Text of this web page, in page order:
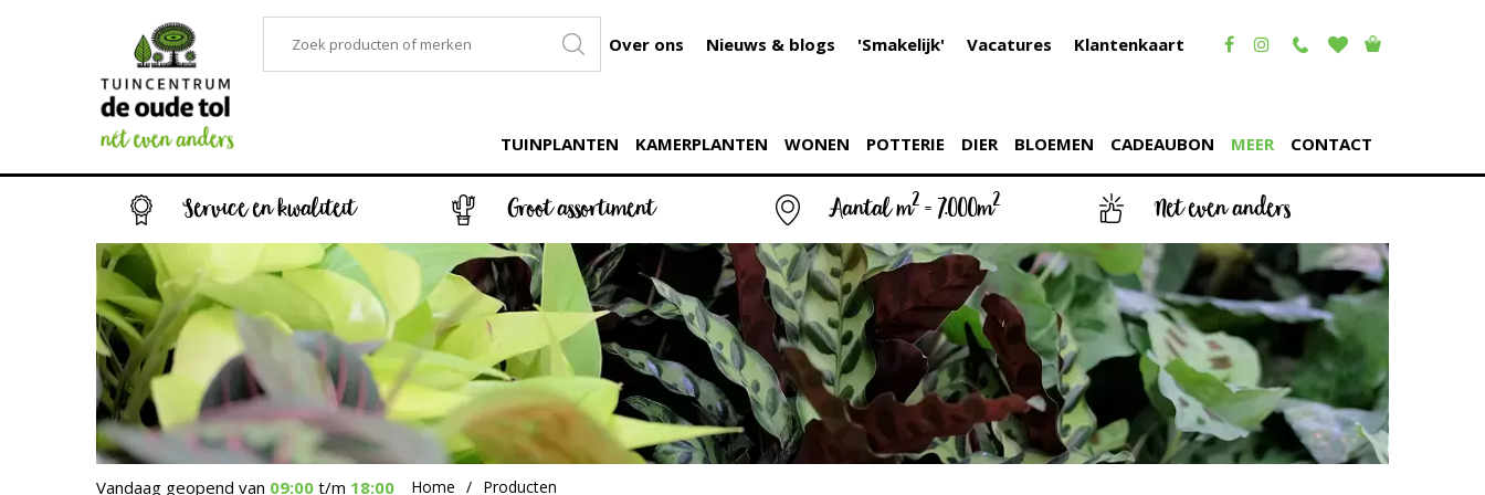
Service en kwaliteit Groot assortiment Aantal m2= 7.000m2 Net even anders
Vandaag geopend van 09:00 t/m 18:00 Home Producten
Over ons Nieuws & blogs 'Smakelijk' Vacatures Klantenkaart
TUINPLANTEN KAMERPLANTEN WONEN POTTERIE DIER BLOEMEN CADEAUBON MEER CONTACT